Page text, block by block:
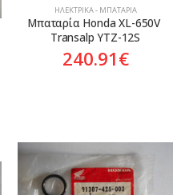
ΗΛΕΚΤΡΙΚΆ - ΜΠΑΤΑΡΊΑ
Mπαταρία Honda XL-650V
Transalp YTZ-12S
240.91€